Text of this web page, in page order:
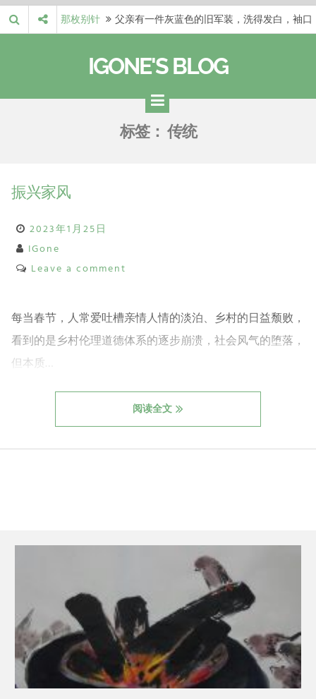
Skip
to
那枚别针
父亲有一件灰蓝色的旧军装，洗得发白，袖口
自己的生活和命…
梁冬 |…
梁冬：有一些人在某个阶段掌握了第一性原
理，完成了一次彻…
梁冬 |…
梁冬：总还有那么百分之一的人，既不努力，
也没有那么强的…那面旗，那场热二十九度。 这个数字是我站
IGONE'S BLOG
标签： 传统
振兴家风
2023年1月25日
IGone
Leave a comment
每当春节，人常爱吐槽亲情人情的淡泊、乡村的日益颓败，
看到的是乡村伦理道德体系的逐步崩溃，社会风气的堕落，
但本质…
阅读全文